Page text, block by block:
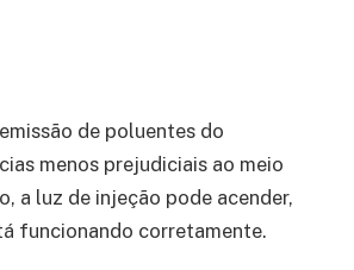
de poluentes do
menos prejudiciais ao meio
a luz de injeção pode acender,
funcionando corretamente.